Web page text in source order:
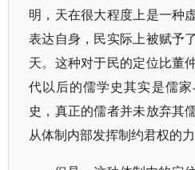
明，天在很大程度上是一种
表达自身，民实际上被赋予
天。这种对于民的定位比董
代以后的儒学史其实是儒
史，真正的儒者并未放弃其
从体制内部发挥制约君权的力